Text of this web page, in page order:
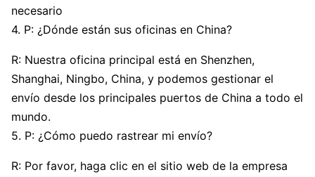
necesario
4. P: ¿Dónde están sus oficinas en China?
R: Nuestra oficina principal está en Shenzhen,
Shanghai, Ningbo, China, y podemos gestionar el
envío desde los principales puertos de China a todo el
mundo.
5. P: ¿Cómo puedo rastrear mi envío?
R: Por favor, haga clic en el sitio web de la empresa